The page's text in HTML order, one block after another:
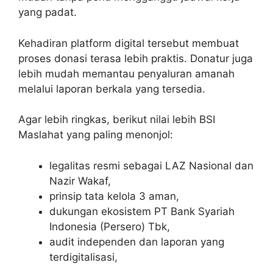
yang padat.
Kehadiran platform digital tersebut membuat
proses donasi terasa lebih praktis. Donatur juga
lebih mudah memantau penyaluran amanah
melalui laporan berkala yang tersedia.
Agar lebih ringkas, berikut nilai lebih BSI
Maslahat yang paling menonjol:
legalitas resmi sebagai LAZ Nasional dan
Nazir Wakaf,
prinsip tata kelola 3 aman,
dukungan ekosistem PT Bank Syariah
Indonesia (Persero) Tbk,
audit independen dan laporan yang
terdigitalisasi,